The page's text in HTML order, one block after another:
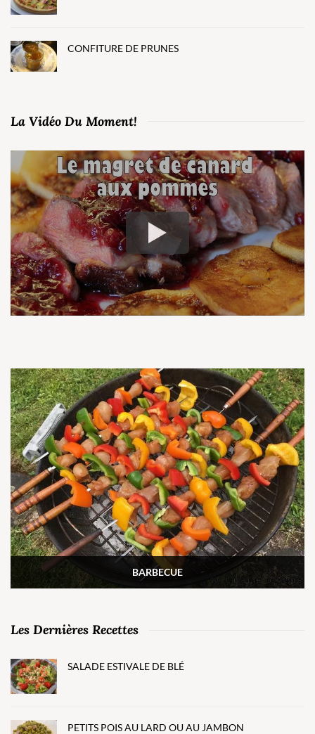
CONFITURE DE PRUNES
La Vidéo Du Moment!
BARBECUE
Les Dernières Recettes
SALADE ESTIVALE DE BLÉ
PETITS POIS AU LARD OU AU JAMBON